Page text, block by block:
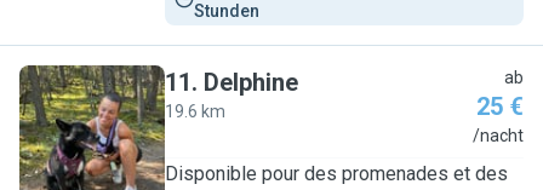
Stunden
D
11. Delphine
19.6 km
ab
25 €
/nacht
Disponible pour des promenades et des